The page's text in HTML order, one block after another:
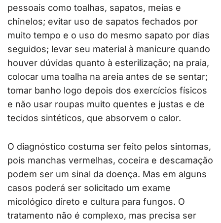
pessoais como toalhas, sapatos, meias e
chinelos; evitar uso de sapatos fechados por
muito tempo e o uso do mesmo sapato por dias
seguidos; levar seu material à manicure quando
houver dúvidas quanto à esterilização; na praia,
colocar uma toalha na areia antes de se sentar;
tomar banho logo depois dos exercícios físicos
e não usar roupas muito quentes e justas e de
tecidos sintéticos, que absorvem o calor.
O diagnóstico costuma ser feito pelos sintomas,
pois manchas vermelhas, coceira e descamação
podem ser um sinal da doença. Mas em alguns
casos poderá ser solicitado um exame
micológico direto e cultura para fungos. O
tratamento não é complexo, mas precisa ser